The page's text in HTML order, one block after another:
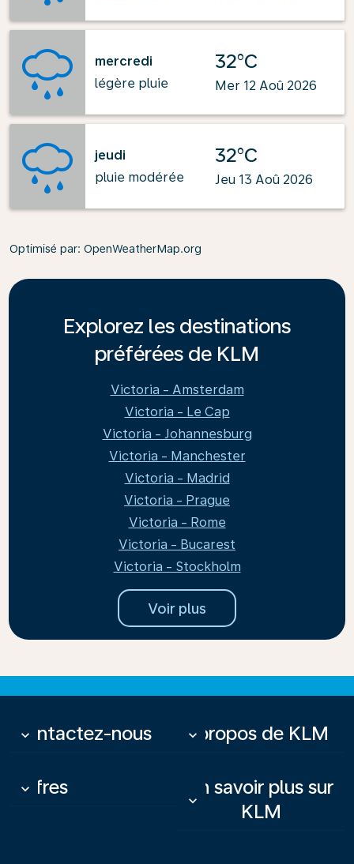
mercredi
légère pluie
32°C
Mer 12 Aoû 2026
jeudi
pluie modérée
32°C
Jeu 13 Aoû 2026
Optimisé par: OpenWeatherMap.org
Explorez les destinations
préférées de KLM
Victoria - Amsterdam
Victoria - Le Cap
Victoria - Johannesburg
Victoria - Manchester
Victoria - Madrid
Victoria - Prague
Victoria - Rome
Victoria - Bucarest
Victoria - Stockholm
Voir plus
Contactez-nous
keyboard_arrow_down À propos de KLM
keyboard_arrow_down
Offres
keyboard_arrow_down
En savoir plus sur
KLM
keyboard_arrow_down